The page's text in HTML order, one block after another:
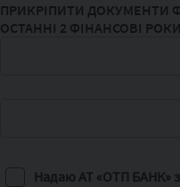
ПРИКРІПИТИ ДОКУМЕНТИ
ОСТАННІ 2 ФІНАНСОВІ
Надаю АТ «ОТП БАНК»